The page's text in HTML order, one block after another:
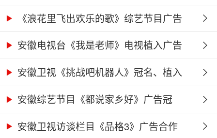
《浪花里飞出欢乐的歌》综艺节目广告
冠...安徽电视台《我是老师》电视植入广告
价...安徽卫视《挑战吧机器人》冠名、植入
广...安徽综艺节目《都说家乡好》广告冠
名、...
安徽卫视访谈栏目《品格3》广告合作